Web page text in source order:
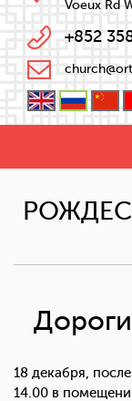
Voeux Rd
+852
18 декабря,
14.00 в